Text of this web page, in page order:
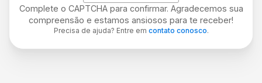
Complete o CAPTCHA para confirmar. Agradecemos sua
compreensão e estamos ansiosos para te receber!
Precisa de ajuda? Entre em contato conosco.